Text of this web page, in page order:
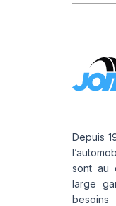
Depuis
sont au
large